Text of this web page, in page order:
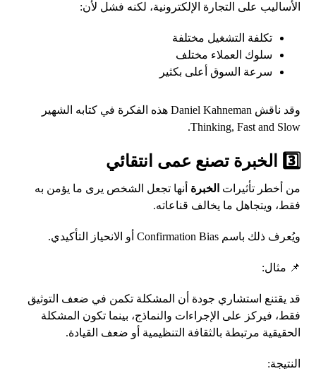
الأساليب على التجارة الإلكترونية، لكنه فشل لأن:
تكلفة التشغيل مختلفة
سلوك العملاء مختلف
سرعة السوق أعلى بكثير
وقد ناقش Daniel Kahneman هذه الفكرة في كتابه الشهير
Thinking, Fast and Slow.
3️⃣ الخبرة تصنع عمى انتقائي
من أخطر تأثيرات الخبرة أنها تجعل الشخص يرى ما يؤمن به
فقط، ويتجاهل ما يخالف قناعاته.
ويُعرف ذلك باسم Confirmation Bias أو الانحياز التأكيدي.
📌 مثال:
قد يقتنع استشاري جودة أن المشكلة تكمن في ضعف التوثيق
فقط، فيركز على الإجراءات والنماذج، بينما تكون المشكلة
الحقيقية مرتبطة بالثقافة التنظيمية أو ضعف القيادة.
النتيجة: